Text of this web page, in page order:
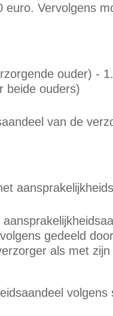
euro. Vervolgens
ouder) -
beide ouders)
van de
gedeeld
als met